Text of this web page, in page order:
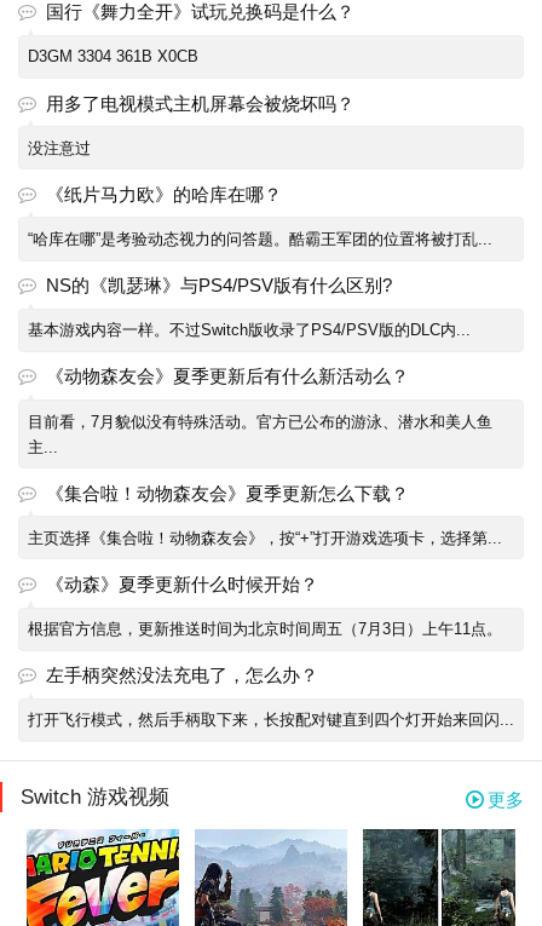
国行《舞力全开》试玩兑换码是什么？
D3GM 3304 361B X0CB
用多了电视模式主机屏幕会被烧坏吗？
没注意过
《纸片马力欧》的哈库在哪？
“哈库在哪”是考验动态视力的问答题。酷霸王军团的位置将被打乱...
NS的《凯瑟琳》与PS4/PSV版有什么区别?
基本游戏内容一样。不过Switch版收录了PS4/PSV版的DLC内...
《动物森友会》夏季更新后有什么新活动么？
目前看，7月貌似没有特殊活动。官方已公布的游泳、潜水和美人鱼
主...
《集合啦！动物森友会》夏季更新怎么下载？
主页选择《集合啦！动物森友会》，按“+”打开游戏选项卡，选择第...
《动森》夏季更新什么时候开始？
根据官方信息，更新推送时间为北京时间周五（7月3日）上午11点。
左手柄突然没法充电了，怎么办？
打开飞行模式，然后手柄取下来，长按配对键直到四个灯开始来回闪...
Switch 游戏视频 更多